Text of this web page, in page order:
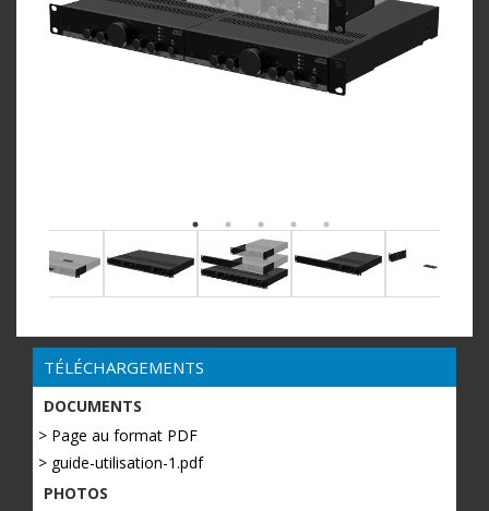
TÉLÉCHARGEMENTS
DOCUMENTS
> Page au format PDF
> guide-utilisation-1.pdf
PHOTOS